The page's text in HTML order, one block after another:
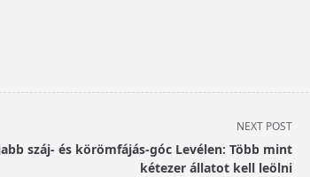
NEXT POST
száj- és körömfájás-góc Levélen: Több mint
kétezer állatot kell leölni